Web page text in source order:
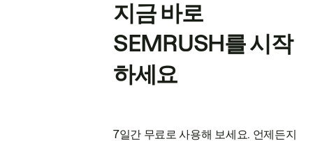
지금 바로
SEMRUSH를 시작
하세요
7일간 무료로 사용해 보세요. 언제든지